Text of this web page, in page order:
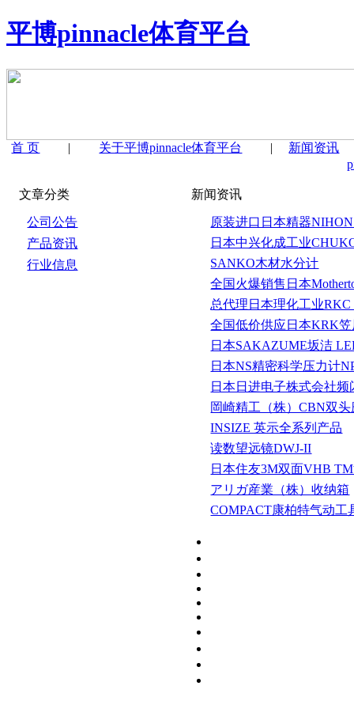
平博pinnacle体育平台
首 页 | 关于平博pinnacle体育平台 | 新闻资讯
文章分类
公司公告
产品资讯
行业信息
新闻资讯
原装进口日本精器
日本中兴化成工业
SANKO木材水分计
全国火爆销售日本
总代理日本理化工业
全国低价供应日本KRK
日本SAKAZUME坂洁
日本NS精密科学压力计
日本日进电子株式会社频
岡崎精工（株）CBN双
INSIZE 英示全系列产品
读数望远镜DWJ-II
日本住友3M双面VHB
アリガ産業（株）收纳箱
COMPACT康柏特气动工